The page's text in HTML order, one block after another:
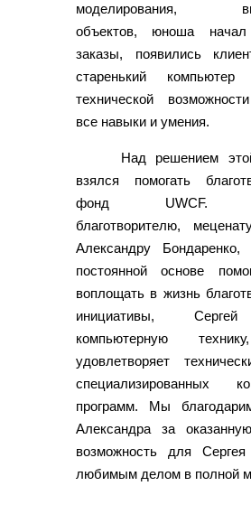
моделирования,
объектов, юноша начал
заказы, появились
старенький
технической
все навыки и умения.
Над решением
взялся помогать
фонд UWCF.
благотворителю,
Александру
постоянной основе
воплощать в жизнь
инициативы,
компьютерную
удовлетворяет
специализированных
программ. Мы
Александра за
возможность для Сергея
любимым делом в полной